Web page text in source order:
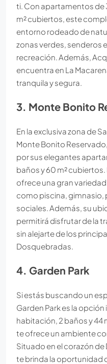
ti. Con apartamentos de
m² cubiertos, este
entorno rodeado de
zonas verdes, senderos
recreación. Además,
encuentra en La
tranquila y segura.
3. Monte Bonito
En la exclusiva zona de
Monte Bonito
por sus elegantes
baños y 60 m²
ofrece una gran
como piscina, gimnasio,
sociales. Además, su
permitirá disfrutar de la
sin alejarte de los
Dosquebradas.
4. Garden Park
Si estás buscando un
Garden Park es la
habitación, 2 baños y
te ofrece un ambiente
Situado en el corazón
te brinda la oportunidad